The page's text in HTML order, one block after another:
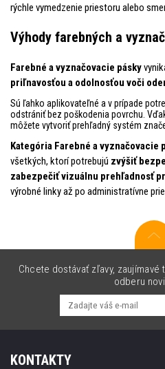
rýchle vymedzenie priestoru alebo
Výhody farebných a
Farebné a vyznačovacie pásky
priľnavosťou a odolnosťou voči
Sú ľahko aplikovateľné a v prípade
odstrániť bez poškodenia povrchu.
môžete vytvoriť prehľadný systém
Kategória Farebné a vyznačovacie
všetkých, ktorí potrebujú zvýšiť
zabezpečiť vizuálnu prehľadnosť
výrobné linky až po administratívne
Chcete dostávať zľavy, zaujímavé
odberu
KONTAKTY